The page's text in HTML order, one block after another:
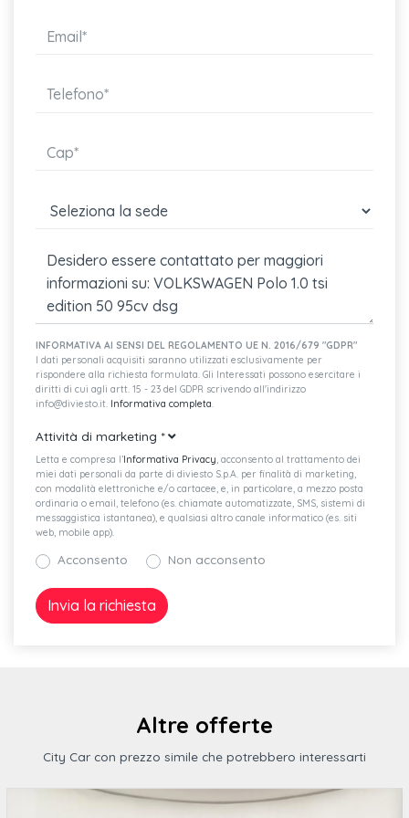
Park pilot - sensori di parcheggio anteriori e posteriori con
Tappetini anteriori e posteriori in materiale riciclato
Ready for vw connect e vw connect plus
Bulloni antifurto
Radio ready 2 discover con display touchscreen 8"
(predisposizione per
Inserti decorativi deep iron grey lucido
Rivestimento dei sedili in tessuto tracks 2
Sistema start & stop con recupero dell'energia in frenata
Riconoscimento segnaletica stradale
Videocamera per retromarcia rear view
Acc - adaptive cruise control predittivo
Side assist - assistente al cambio corsia
Illuminazione vano bagagli
Rear traffic alert- assistente di uscita dal parcheggio
Chiusura centralizzata con telecomando
Sedili anteriori sportivi
INFORMATIVA AI SENSI DEL REGOLAMENTO UE N. 2016/679 "GDPR"
I dati personali acquisiti saranno utilizzati esclusivamente per
rispondere alla richiesta formulata. Gli Interessati possono esercitare i
diritti di cui agli artt. 15 - 23 del GDPR scrivendo all'indirizzo
info@diviesto.it. Informativa completa.
Attività di marketing *
Letta e compresa l’Informativa Privacy, acconsento al trattamento dei
miei dati personali da parte di diviesto S.p.A. per finalità di marketing,
con modalità elettroniche e/o cartacee, e, in particolare, a mezzo posta
ordinaria o email, telefono (es. chiamate automatizzate, SMS, sistemi di
messaggistica istantanea), e qualsiasi altro canale informatico (es. siti
web, mobile app).
Acconsento Non acconsento
Altre offerte
City Car con prezzo simile che potrebbero interessarti